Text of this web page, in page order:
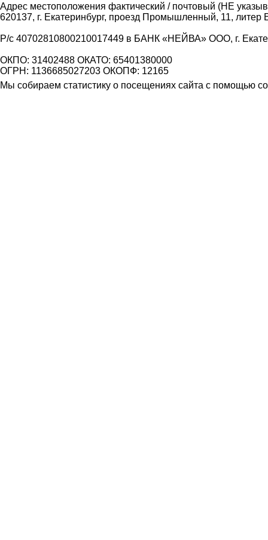
Адрес местоположения фактический / почтовый (НЕ
620137, г. Екатеринбург, проезд Промышленный, 11, литер
Р/с 40702810800210017449 в БАНК «НЕЙВА» ООО, г.
ОКПО: 31402488 ОКАТО: 65401380000
ОГРН: 1136685027203 ОКОПФ: 12165
Мы собираем статистику о посещениях сайта с помощью